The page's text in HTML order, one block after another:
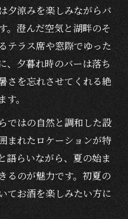
特徴を知ろう
すためのコツ
みの贅沢時間
お酒と夕涼みの魅力
酒の楽しみ方
で贅沢な一杯を
ーの楽しみ方
立つバーの過ごし方
のバー体験
バーの魅力とは
いお酒を堪能する
夕涼みを楽しみながらバ
。澄んだ空気と湖畔のそ
テラス席や窓際でゆった
、夕暮れ時のバーは落ち
さを忘れさせてくれる絶
。
ではの自然と調和した設
まれたロケーションが特
語らいながら、夏の始ま
るのが魅力です。初夏の
てお酒を楽しみたい方に